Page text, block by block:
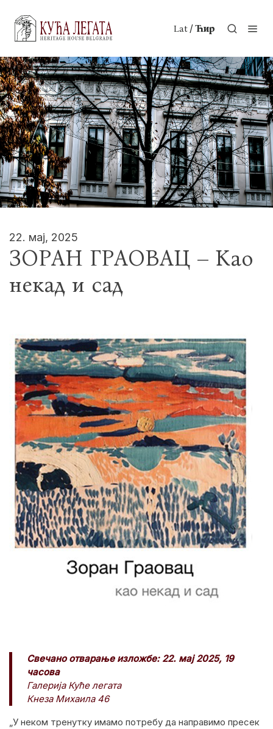
Lat /Ћир
22. мај, 2025
ЗОРАН ГРАОВАЦ – Као
некад и сад
Свечано отварање изложбе: 22. мај 2025, 19
часова
Галерија Куће легата
Кнеза Михаила 46
„У неком тренутку имамо потребу да направимо пресек